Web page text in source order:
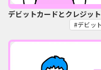
デビットカードとクレジッ
デビッ